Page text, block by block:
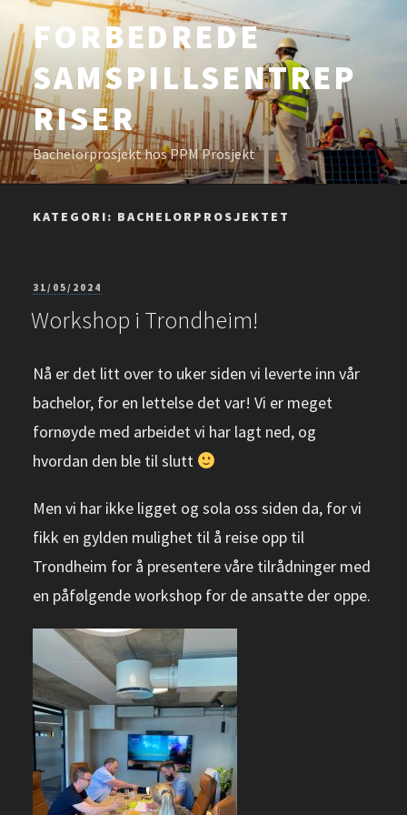
til
innhold
FORBEDREDE
SAMSPILLSENTREP
RISER
Bachelorprosjekt hos PPM Prosjekt
KATEGORI: BACHELORPROSJEKTET
PUBLISERT
31/05/2024
Workshop i Trondheim!
Nå er det litt over to uker siden vi leverte inn vår
bachelor, for en lettelse det var! Vi er meget
fornøyde med arbeidet vi har lagt ned, og
hvordan den ble til slutt
Men vi har ikke ligget og sola oss siden da, for vi
fikk en gylden mulighet til å reise opp til
Trondheim for å presentere våre tilrådninger med
en påfølgende workshop for de ansatte der oppe.